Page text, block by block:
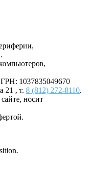
1037835049670
21 , т. 8 (812) 272-8110.
носит